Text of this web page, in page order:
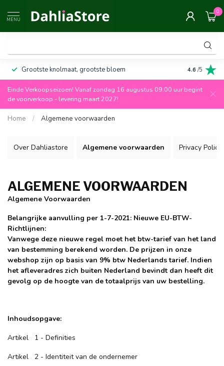
MENU
0
Grootste knolmaat, grootste bloem Altijd
4.6 /5
Einde Verkoopseizoen! Vanaf zondag 16 augustus 09:00 uur begint
de voorverkoop - levering maart 2027!
Home / Algemene voorwaarden
Over Dahliastore Algemene voorwaarden Privacy Policy
ALGEMENE VOORWAARDEN
Algemene Voorwaarden
Belangrijke aanvulling per 1-7-2021: Nieuwe EU-BTW-
Richtlijnen:
Vanwege deze nieuwe regel moet het btw-tarief van het land
van bestemming berekend worden. De prijzen in onze
webshop zijn op basis van 9% btw Nederlands tarief. Indien
het afleveradres zich buiten Nederland bevindt dan heeft dit
gevolg op de hoogte van de totaalprijs van uw bestelling.
Inhoudsopgave:
Artikel 1 - Definities
Artikel 2 - Identiteit van de ondernemer